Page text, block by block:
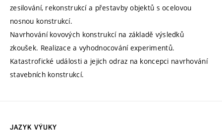
zesilování, rekonstrukcí a přestavby objektů s ocelovou
nosnou konstrukcí.
Navrhování kovových konstrukcí na základě výsledků
zkoušek. Realizace a vyhodnocování experimentů.
Katastrofické události a jejich odraz na koncepci navrhování
stavebních konstrukcí.
JAZYK VÝUKY